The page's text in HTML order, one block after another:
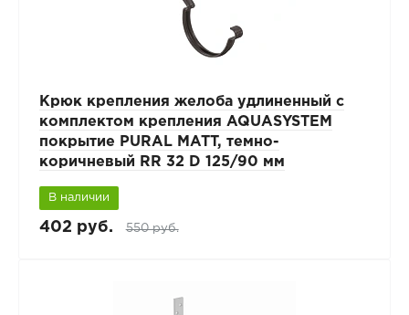
Крюк крепления желоба удлиненный с
комплектом крепления AQUASYSTEM
покрытие PURAL MATT, темно-
коричневый RR 32 D 125/90 мм
В наличии
402 руб. 550 руб.